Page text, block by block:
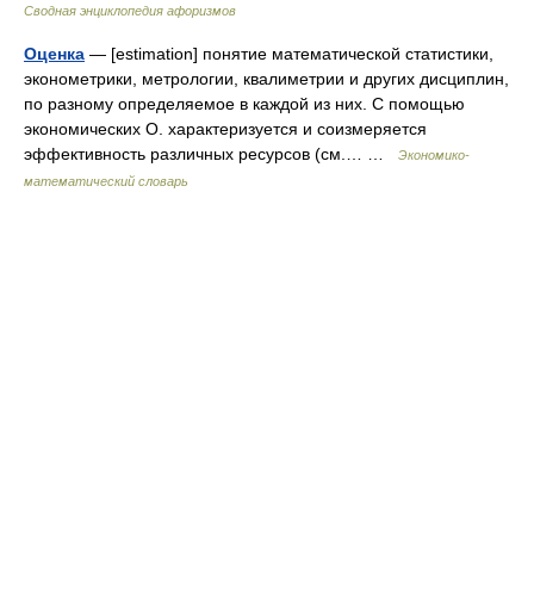
Сводная энциклопедия афоризмов
Оценка — [estimation] понятие математической статистики,
эконометрики, метрологии, квалиметрии и других дисциплин,
по разному определяемое в каждой из них. С помощью
экономических О. характеризуется и соизмеряется
эффективность различных ресурсов (см.… …
Экономико-
математический словарь